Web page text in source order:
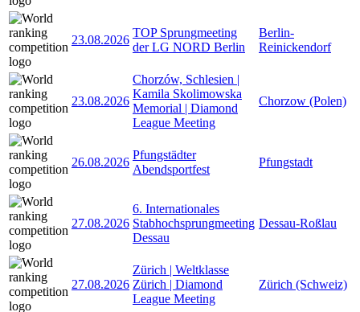
23.08.2026
TOP Sprungmeeting
der LG NORD Berlin
Berlin-
Reinickendorf
23.08.2026
Chorzów, Schlesien |
Kamila Skolimowska
Memorial | Diamond
League Meeting
Chorzow (Polen)
26.08.2026
Pfungstädter
Abendsportfest
Pfungstadt
27.08.2026
6. Internationales
Stabhochsprungmeeting
Dessau
Dessau-Roßlau
27.08.2026
Zürich | Weltklasse
Zürich | Diamond
League Meeting
Zürich (Schweiz)